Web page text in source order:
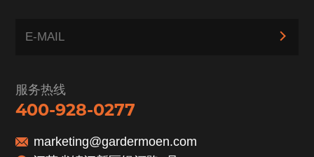
服务热线
400-928-0277
marketing@gardermoen.com